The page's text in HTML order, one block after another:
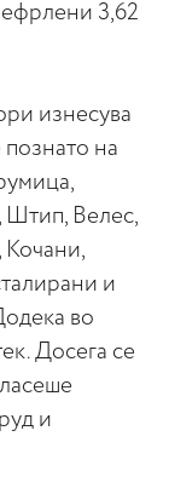
3,62
изнесува
на
Штип, Велес,
Кочани,
и
во
Досега се
и